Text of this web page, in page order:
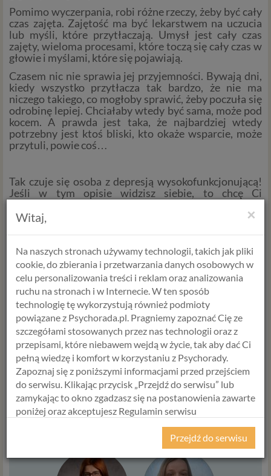
Pomimo wyczerpania, robi różne rzeczy, żeby być cały
czas zajęta. Zajętość ma być lekarstwem na uczucia
lub myśli, które przytłaczają. Umysł jest cały czas
zajęty, wieloma procesami, które toczą się cały czas w
głowie i myślami, które się pojawiają.
Czasem nic nie sprawia jej przyjemności. Bywają dni,
kiedy wszystko przytłacza tak bardzo, że nie ma
niczego takiego, co mogłoby sprawić, żeby poczuła się
odrobinę lepiej. Chciałaby wtedy być sama, może pod
kocem. A prawda jest taka, że najbardziej wtedy
potrzebny jest ktoś bliski, kto okaże wsparcie, może
przytuli, powie coś…
Tak czuje się osoba z depresją wysokofunkcjonującą!
Jeśli w tym opisie widzisz siebie, to chcę Ci
Jeśli w tym opisie widzisz kogoś z bliskich – zareaguj,
bądź, wesprzyj.
Alicja Krawczyk
psycholog >
raktyk Terapii Któtkoterminowej Skoncentrowanej
na Rozwiązaniu
WYBIERZ USŁUGĘ, SPECJALISTĘ
I TERMIN
×
Witaj,
Na naszych stronach używamy technologii, takich jak pliki
cookie, do zbierania i przetwarzania danych osobowych w
celu personalizowania treści i reklam oraz analizowania
ruchu na stronach i w Internecie. W ten sposób
technologię tę wykorzystują również podmioty
powiązane z Psychorada.pl. Pragniemy zapoznać Cię ze
szczegółami stosowanych przez nas technologii oraz z
przepisami, które niebawem wejdą w życie, tak aby dać Ci
pełną wiedzę i komfort w korzystaniu z Psychorady.
Zapoznaj się z poniższymi informacjami przed przejściem
do serwisu. Klikając przycisk „Przejdź do serwisu” lub
zamykając to okno zgadzasz się na postanowienia zawarte
poniżej oraz akceptujesz Regulamin serwisu
Z dniem 25 maja 2018 r. rozpoczyna obowiązywanie
Przejdź do serwisu